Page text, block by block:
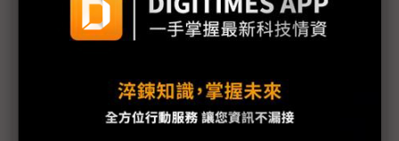
台美關稅與能源價格成兩大關鍵 尚騰看好2H26車市
朋程擴產搶攻高效車用元件市場 AI伺服器與HVDC
模組拚2027放量